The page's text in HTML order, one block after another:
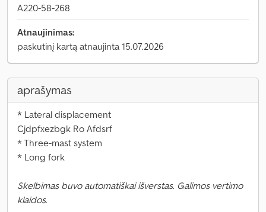
A220-58-268
Atnaujinimas:
paskutinį kartą atnaujinta 15.07.2026
aprašymas
* Lateral displacement
Cjdpfxezbgk Ro Afdsrf
* Three-mast system
* Long fork
Skelbimas buvo automatiškai išverstas. Galimos vertimo
klaidos.